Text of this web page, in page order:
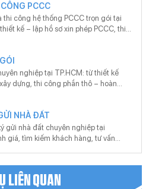
bán, tách thửa, hợp thửa, sang tên,
thông tin quy hoạch.
PCCC
thi công hệ thống PCCC trọn gói tại
kế – lập hồ sơ xin phép PCCC, thi
hỗ trợ trọn gói.
nghiệp tại TP.HCM: từ thiết kế
dựng, thi công phần thô – hoàn
từng công trình.
NHÀ ĐẤT
gửi nhà đất chuyên nghiệp tại
giá, tìm kiếm khách hàng, tư vấn
chi phí.
LIÊN QUAN